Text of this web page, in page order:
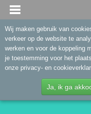
Wij maken gebruik van
verkeer op de website te
werken en voor de koppeling
je toestemming voor het
onze privacy- en
Ja, ik ga